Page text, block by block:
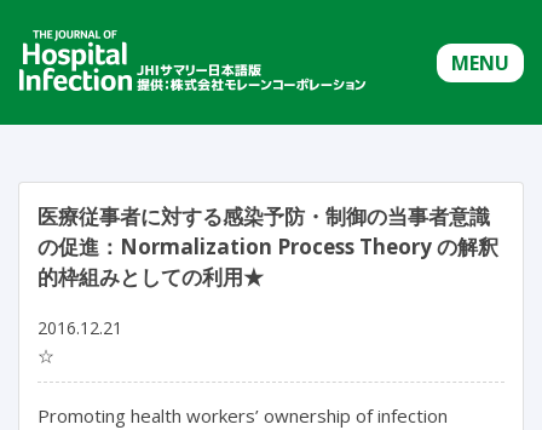
MENU
医療従事者に対する感染予防・制御の当事者意識
の促進：Normalization Process Theory の解釈
的枠組みとしての利用★
2016.12.21
☆
Promoting health workers’ ownership of infection